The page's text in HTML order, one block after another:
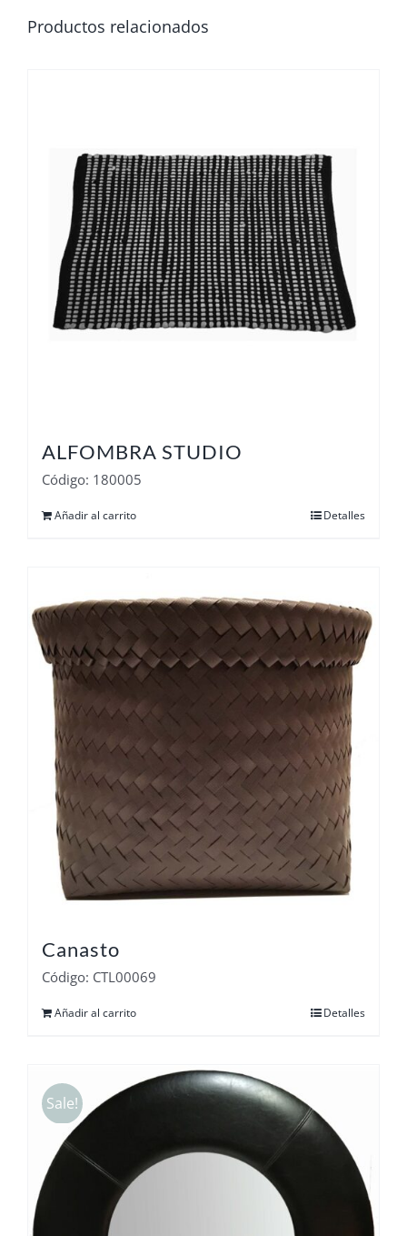
Productos relacionados
ALFOMBRA STUDIO
Código: 180005
Añadir al carrito Detalles
Canasto
Código: CTL00069
Añadir al carrito Detalles
Sale!